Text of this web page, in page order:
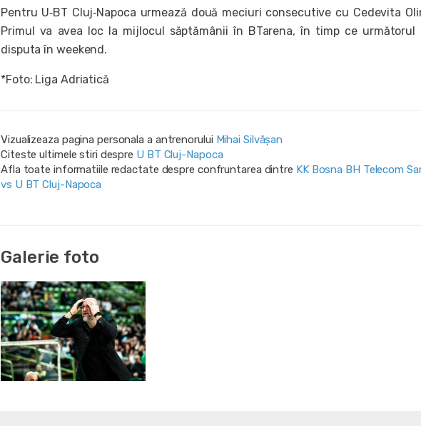
Pentru U‑BT Cluj‑Napoca urmează două meciuri consecutive cu Cedevita
Primul va avea loc la mijlocul săptămânii în BTarena, în timp ce următorul
disputa în weekend.
*Foto: Liga Adriatică
Vizualizeaza pagina personala a antrenorului Mihai Silvășan
Citeste ultimele stiri despre U BT Cluj-Napoca
Afla toate informatiile redactate despre confruntarea dintre KK Bosna BH Telecom
vs U BT Cluj-Napoca
Galerie foto